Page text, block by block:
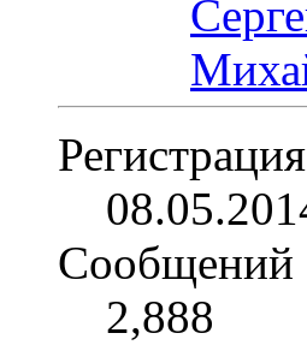
Регистрация
Сообщений
2,888